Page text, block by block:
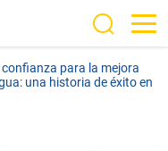
confianza para la mejora
una historia de éxito en